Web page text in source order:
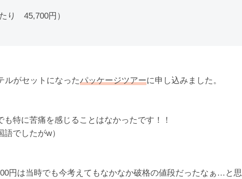
り 45,700円）
ルがセットになったパッケージツアーに申し込みました。
特に苦痛を感じることはなかったです！！
でしたがw）
円は当時でも今考えてもなかなか破格の値段だったなぁ…と思